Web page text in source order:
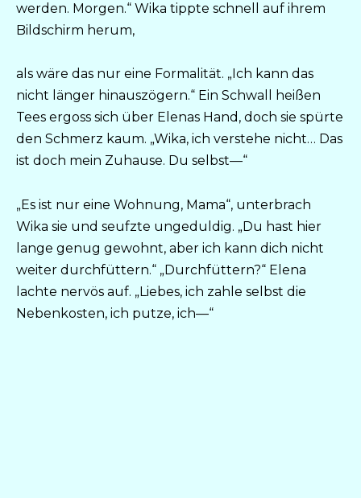
werden. Morgen.“ Wika tippte schnell auf ihrem
Bildschirm herum,
als wäre das nur eine Formalität. „Ich kann das
nicht länger hinauszögern.“ Ein Schwall heißen
Tees ergoss sich über Elenas Hand, doch sie spürte
den Schmerz kaum. „Wika, ich verstehe nicht… Das
ist doch mein Zuhause. Du selbst—“
„Es ist nur eine Wohnung, Mama“, unterbrach
Wika sie und seufzte ungeduldig. „Du hast hier
lange genug gewohnt, aber ich kann dich nicht
weiter durchfüttern.“ „Durchfüttern?“ Elena
lachte nervös auf. „Liebes, ich zahle selbst die
Nebenkosten, ich putze, ich—“